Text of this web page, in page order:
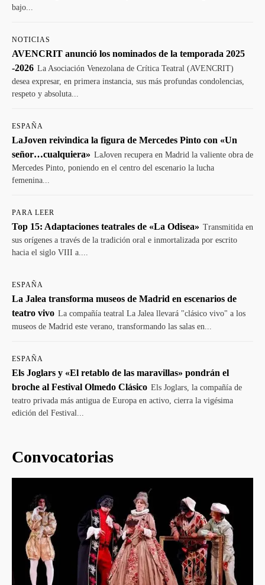
bajo...
NOTICIAS
AVENCRIT anunció los nominados de la temporada 2025
-2026 La Asociación Venezolana de Crítica Teatral (AVENCRIT)
desea expresar, en primera instancia, sus más profundas condolencias,
respeto y absoluta...
ESPAÑA
LaJoven reivindica la figura de Mercedes Pinto con «Un
señor…cualquiera» LaJoven recupera en Madrid la valiente obra de
Mercedes Pinto, poniendo en el centro del escenario la lucha
femenina...
PARA LEER
Top 15: Adaptaciones teatrales de «La Odisea» Transmitida en
sus orígenes a través de la tradición oral e inmortalizada por escrito
hacia el siglo VIII a....
ESPAÑA
La Jalea transforma museos de Madrid en escenarios de
teatro vivo La compañía teatral La Jalea llevará "clásico vivo" a los
museos de Madrid este verano, transformando las salas en...
ESPAÑA
Els Joglars y «El retablo de las maravillas» pondrán el
broche al Festival Olmedo Clásico Els Joglars, la compañía de
teatro privada más antigua de Europa en activo, cierra la vigésima
edición del Festival...
Convocatorias